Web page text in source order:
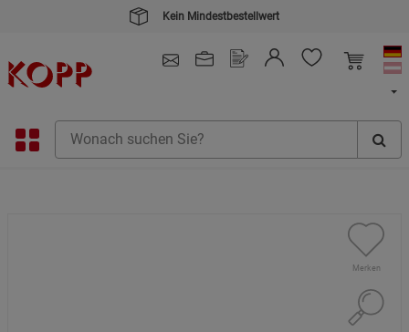
Kein Mindestbestellwert
Merken